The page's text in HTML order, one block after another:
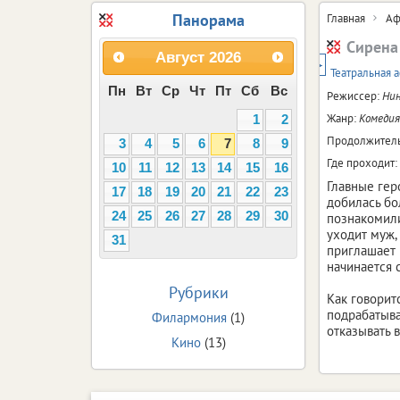
Главная
16+
Театральная
Режиссер:
Жанр:Комедия
Где проходит:
Главные
добилась
уходит муж,
Как
отказывать
Панорама
Август 2026
Пн Вт Ср Чт Пт Сб
Вс
1
2
3
4 5 6 7 8
9
10
11 12 13 14 15
16
17
18 19 20 21 22
23
24
25 26 27 28 29
30
31
Рубрики
Филармония (1)
Кино(13)